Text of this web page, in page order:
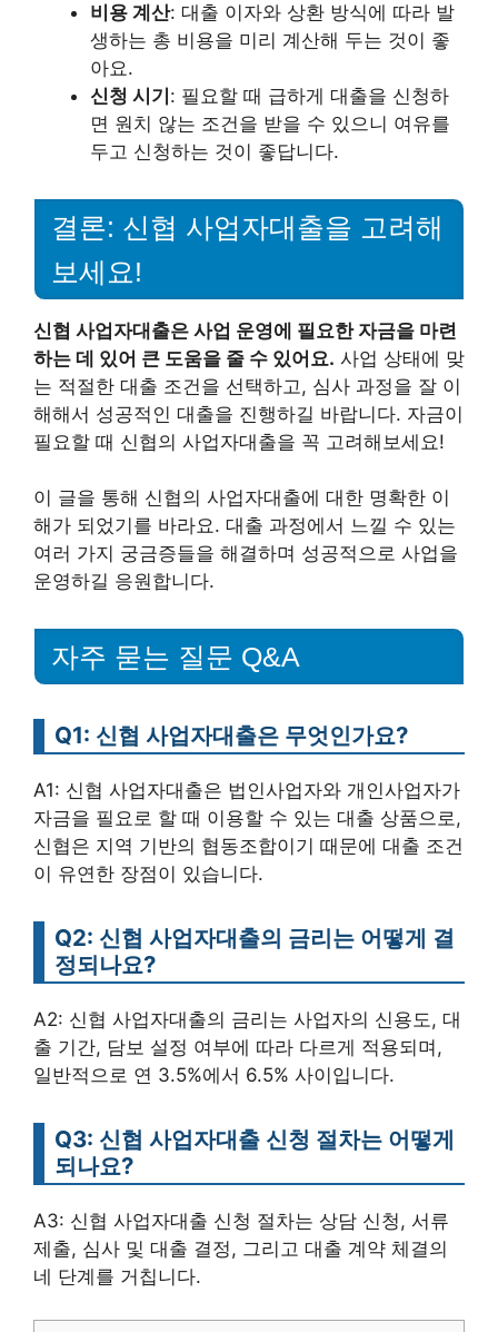
비용 계산: 대출 이자와 상환 방식에 따라 발
생하는 총 비용을 미리 계산해 두는 것이 좋
아요.
신청 시기 : 필요할 때 급하게 대출을 신청하
면 원치 않는 조건을 받을 수 있으니 여유를
두고 신청하는 것이 좋답니다.
결론: 신협 사업자대출을 고려해
보세요!
신협 사업자대출은 사업 운영에 필요한 자금을 마련
하는 데 있어 큰 도움을 줄 수 있어요. 사업 상태에 맞
는 적절한 대출 조건을 선택하고, 심사 과정을 잘 이
해해서 성공적인 대출을 진행하길 바랍니다. 자금이
필요할 때 신협의 사업자대출을 꼭 고려해보세요!
이 글을 통해 신협의 사업자대출에 대한 명확한 이
해가 되었기를 바라요. 대출 과정에서 느낄 수 있는
여러 가지 궁금증들을 해결하며 성공적으로 사업을
운영하길 응원합니다.
자주 묻는 질문 Q&A
Q1: 신협 사업자대출은 무엇인가요?
A1: 신협 사업자대출은 법인사업자와 개인사업자가
자금을 필요로 할 때 이용할 수 있는 대출 상품으로,
신협은 지역 기반의 협동조합이기 때문에 대출 조건
이 유연한 장점이 있습니다.
Q2: 신협 사업자대출의 금리는 어떻게 결
정되나요?
A2: 신협 사업자대출의 금리는 사업자의 신용도, 대
출 기간, 담보 설정 여부에 따라 다르게 적용되며,
일반적으로 연 3.5%에서 6.5% 사이입니다.
Q3: 신협 사업자대출 신청 절차는 어떻게
되나요?
A3: 신협 사업자대출 신청 절차는 상담 신청, 서류
제출, 심사 및 대출 결정, 그리고 대출 계약 체결의
네 단계를 거칩니다.